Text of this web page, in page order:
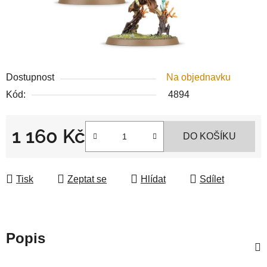
Dostupnost
Na objednavku
Kód:
4894
1 160 Kč DO KOŠÍKU
Tisk Zeptat se Hlídat Sdílet
Popis